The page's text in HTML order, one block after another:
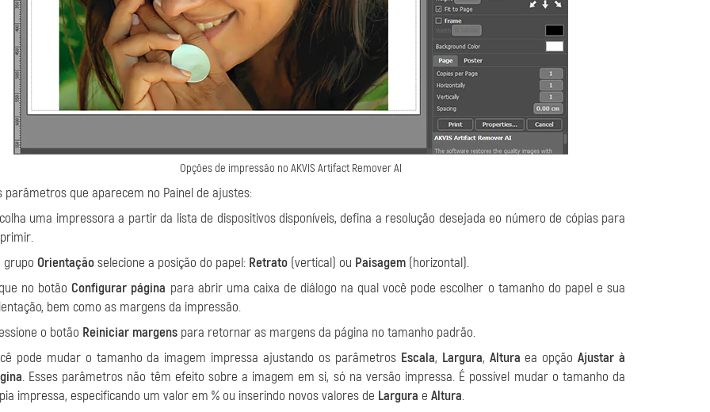
Opções de impressão no AKVIS Artifact Remover AI
parâmetros que aparecem no Painel de ajustes:
uma impressora a partir da lista de dispositivos disponíveis, defina a resolução desejada eo número de cópias para
grupo Orientaçãoselecione a posição do papel: Retrato (vertical) ou Paisagem (horizontal).
no botãoConfigurar página para abrir uma caixa de diálogo na qual você pode escolher o tamanho do papel e sua
bem como as margens da impressão.
o botão Reiniciar margens para retornar as margens da página no tamanho padrão.
pode mudar o tamanho da imagem impressa ajustando os parâmetros Escala, Largura, Altura ea opçãoAjustar à
. Esses parâmetros não têm efeito sobre a imagem em si, só na versão impressa. É possível mudar o tamanho da
impressa, especificando um valor em % ou inserindo novos valores de Largura e Altura.